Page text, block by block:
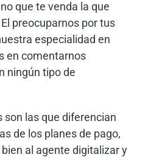
que te venda la que
preocuparnos por tus
especialidad en
en comentarnos
ningún tipo de
las que diferencian
de los planes de pago,
al agente digitalizar y